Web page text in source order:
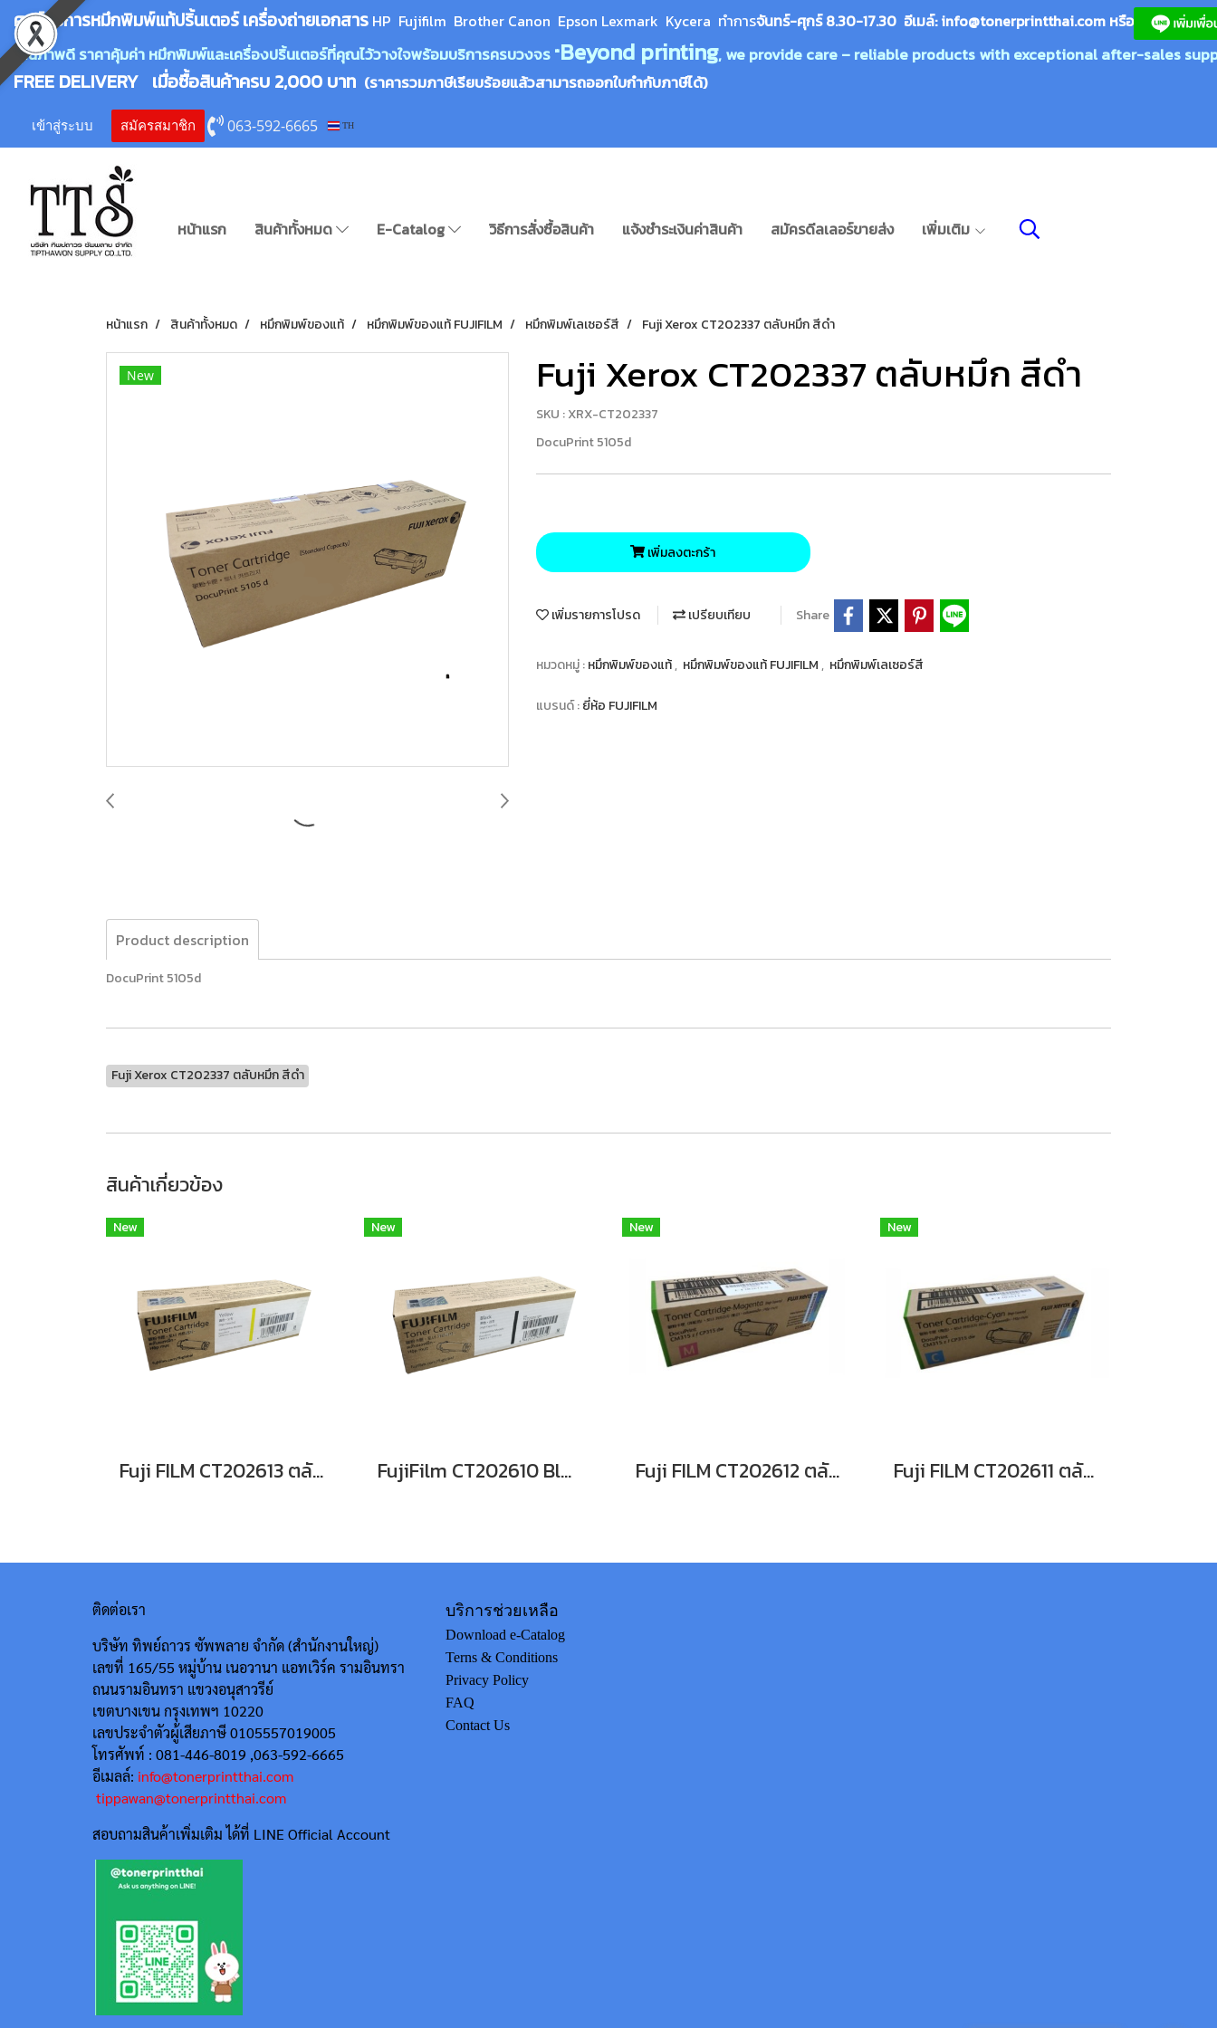
ศูนย์บริการหมึกพิมพ์แท้ปริ้นเตอร์ เครื่องถ่ายเอกสาร HP Fujifilm Brother Canon Epson Lexmark Kycera ทำการจันทร์-ศุกร์ 8.30-17.30 อีเมล์:info@tonerprintthai.com หรือ
คุณภาพดี ราคาคุ้มค่า หมึกพิมพ์และเครื่องปริ้นเตอร์ที่คุณไว้วางใจพร้อมบริการครบวงจร "Beyond printing, we provide care – reliable products with exceptional after-sales
FREE DELIVERY เมื่อซื้อสินค้าครบ 2,000 บาท (ราคารวมภาษีเรียบร้อยแล้วสามารถออกใบกำกับภาษีได้)
เข้าสู่ระบบ สมัครสมาชิก 063-592-6665 TH
หน้าแรก สินค้าทั้งหมด E-Catalog วิธีการสั่งซื้อสินค้า แจ้งชำระเงินค่าสินค้า สมัครดีลเลอร์ขายส่ง เพิ่มเติม
หน้าแรก สินค้าทั้งหมด หมึกพิมพ์ของแท้ หมึกพิมพ์ของแท้ FUJIFILM หมึกพิมพ์เลเซอร์สี Fuji Xerox CT202337 ตลับหมึก สีดำ
New Fuji Xerox CT202337 ตลับหมึก สีดำ
SKU : XRX-CT202337
DocuPrint 5105d
เพิ่มลงตะกร้า
เพิ่มรายการโปรด เปรียบเทียบ Share
หมวดหมู่ :หมึกพิมพ์ของแท้, หมึกพิมพ์ของแท้ FUJIFILM , หมึกพิมพ์เลเซอร์สี
แบรนด์ :ยี่ห้อ FUJIFILM
Product description
DocuPrint 5105d
Fuji Xerox CT202337 ตลับหมึก สีดำ
สินค้าเกี่ยวข้อง
New
Fuji FILM CT202613 ตลับหมึก FOR DocuPrint CP315dw/ CM315z หมึกพิมพ์เลเซอร์โทนเนอร์สีเหลือง รับประกันศูนย์บริการของแท้แน่นอน
New
FujiFilm CT202610 Black For DocuPrint CP315dw/ CM315z หมึกพิมพ์เลเซอร์โทนเนอร์สีดำ รับประกันศูนย์บริการของแท้แน่นอน
New
Fuji FILM CT202612 ตลับหมึกFor DocuPrint CP315dw/ CM315z หมึกพิมพ์เลเซอร์โทนเนอร์สีแดง รับประกันศูนย์บริการของแท้แน่นอน
New
Fuji FILM CT202611 ตลับหมึก For DocuPrint CP315dw/ CM315z หมึกพิมพ์เลเซอร์โทนเนอร์สีฟ้า รับประกันศูนย์บริการของแท้แน่นอน
ติดต่อเรา
บริษัท ทิพย์ถาวร ซัพพลาย จำกัด (สำนักงานใหญ่)
เลขที่ 165/55 หมู่บ้าน เนอวานา แอทเวิร์ค รามอินทรา
ถนนรามอินทรา แขวงอนุสาวรีย์
เขตบางเขน กรุงเทพฯ 10220
เลขประจำตัวผู้เสียภาษี 0105557019005
โทรศัพท์ : 081-446-8019 ,063-592-6665
อีเมลล์: info@tonerprintthai.com
tippawan@tonerprintthai.com
สอบถามสินค้าเพิ่มเติม ได้ที่ LINE Official Account
บริการช่วยเหลือ
Download e-Catalog
Terns & Conditions
Privacy Policy
FAQ
Contact Us